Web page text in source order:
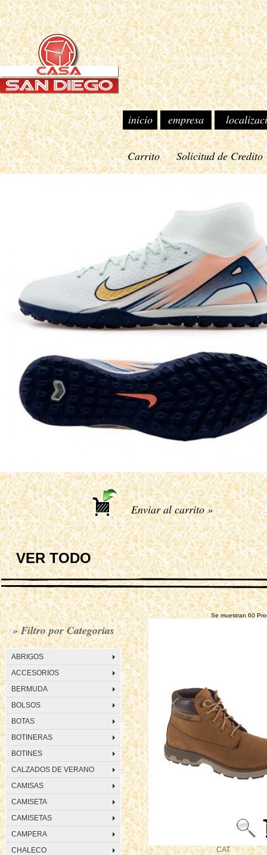
inicio empresa
Carrito Solicitud de Credito
Enviar al carrito »
VER TODO
» Filtro por Categorias
ABRIGOS
ACCESORIOS
BERMUDA
BOLSOS
BOTAS
BOTINERAS
BOTINES
CALZADOS DE VERANO
CAMISAS
CAMISETA
CAMISETAS
CAMPERA
CHALECO
Se muestran 60
CAT